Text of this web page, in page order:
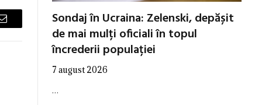
Email
Sondaj în Ucraina: Zelenski, depășit
de mai mulți oficiali în topul
încrederii populației
7 august 2026
…